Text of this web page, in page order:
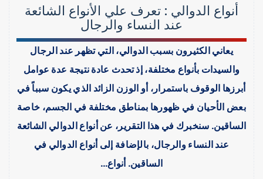
أنواع الدوالي : تعرف علي الأنواع الشائعة
عند النساء والرجال
يعاني الكثيرون بسبب الدوالي، التي تظهر عند الرجال
والسيدات بأنواع مختلفة، إذ تحدث عادة نتيجة عدة عوامل
أبرزها الوقوف باستمرار، أو الوزن الزائد الذي يكون سبباً في
بعض الأحيان في ظهورها بمناطق مختلفة في الجسم، خاصة
الساقين. سنخبرك في هذا التقرير، عن أنواع الدوالي الشائعة
عند النساء والرجال، بالإضافة إلى أنواع الدوالي في
الساقين. أنواع…